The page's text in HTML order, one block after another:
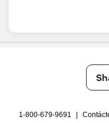
1-800-679-9691